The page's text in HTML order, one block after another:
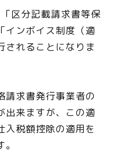
区分記載請求書等保
インボイス制度（適
されることになりま
請求書発行事業者の
出来ますが、この適
入税額控除の適用を